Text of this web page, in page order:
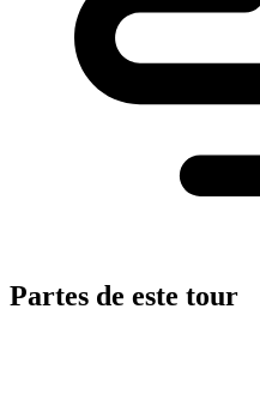
Partes de este tour